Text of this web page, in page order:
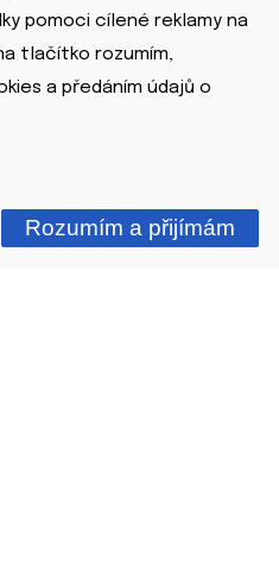
pomoci cílené reklamy na
tlačítko rozumím,
a předáním údajů o
Rozumím a přijímám